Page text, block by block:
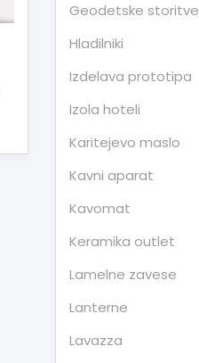
Geodetske storitve
Hladilniki
Izdelava prototipa
Izola hoteli
Karitejevo maslo
Kavni aparat
Kavomat
Keramika outlet
Lamelne zavese
Lanterne
Lavazza